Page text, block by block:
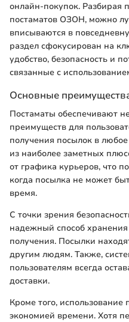
онлайн-покупок. Разбирая
постаматов ОЗОН, можно
вписываются в
раздел сфокусирован на
удобство, безопасность и
связанные с
Основные
Постаматы обеспечивают
преимуществ для
получения посылок в
из наиболее заметных
от графика курьеров, что
когда посылка не может
время.
С точки зрения
надежный способ
получения. Посылки
другим людям. Также,
пользователям всегда
доставки.
Кроме того, использование
экономией времени. Хотя